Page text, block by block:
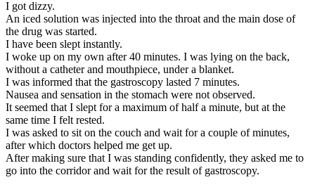
I got dizzy.
An iced solution was injected into the throat and the main dose of
the drug was started.
I have been slept instantly.
I woke up on my own after 40 minutes. I was lying on the back,
without a catheter and mouthpiece, under a blanket.
I was informed that the gastroscopy lasted 7 minutes.
Nausea and sensation in the stomach were not observed.
It seemed that I slept for a maximum of half a minute, but at the
same time I felt rested.
I was asked to sit on the couch and wait for a couple of minutes,
after which doctors helped me get up.
After making sure that I was standing confidently, they asked me to
go into the corridor and wait for the result of gastroscopy.